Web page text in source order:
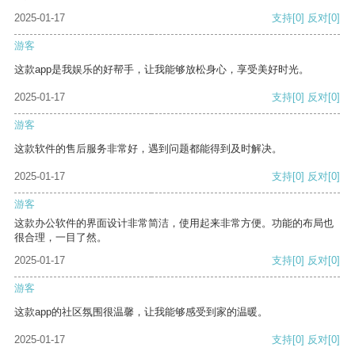
2025-01-17
支持[0] 反对[0]
游客
这款app是我娱乐的好帮手，让我能够放松身心，享受美好时光。
2025-01-17 支持[0] 反对[0]
游客
这款软件的售后服务非常好，遇到问题都能得到及时解决。
2025-01-17 支持[0] 反对[0]
游客
这款办公软件的界面设计非常简洁，使用起来非常方便。功能的布局也
很合理，一目了然。
2025-01-17
支持[0] 反对[0]
游客
这款app的社区氛围很温馨，让我能够感受到家的温暖。
2025-01-17 支持[0] 反对[0]